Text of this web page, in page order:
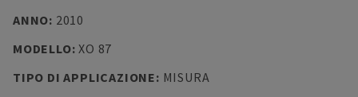
ANNO: 2010
MODELLO:XO 87
TIPO DI APPLICAZIONE: MISURA